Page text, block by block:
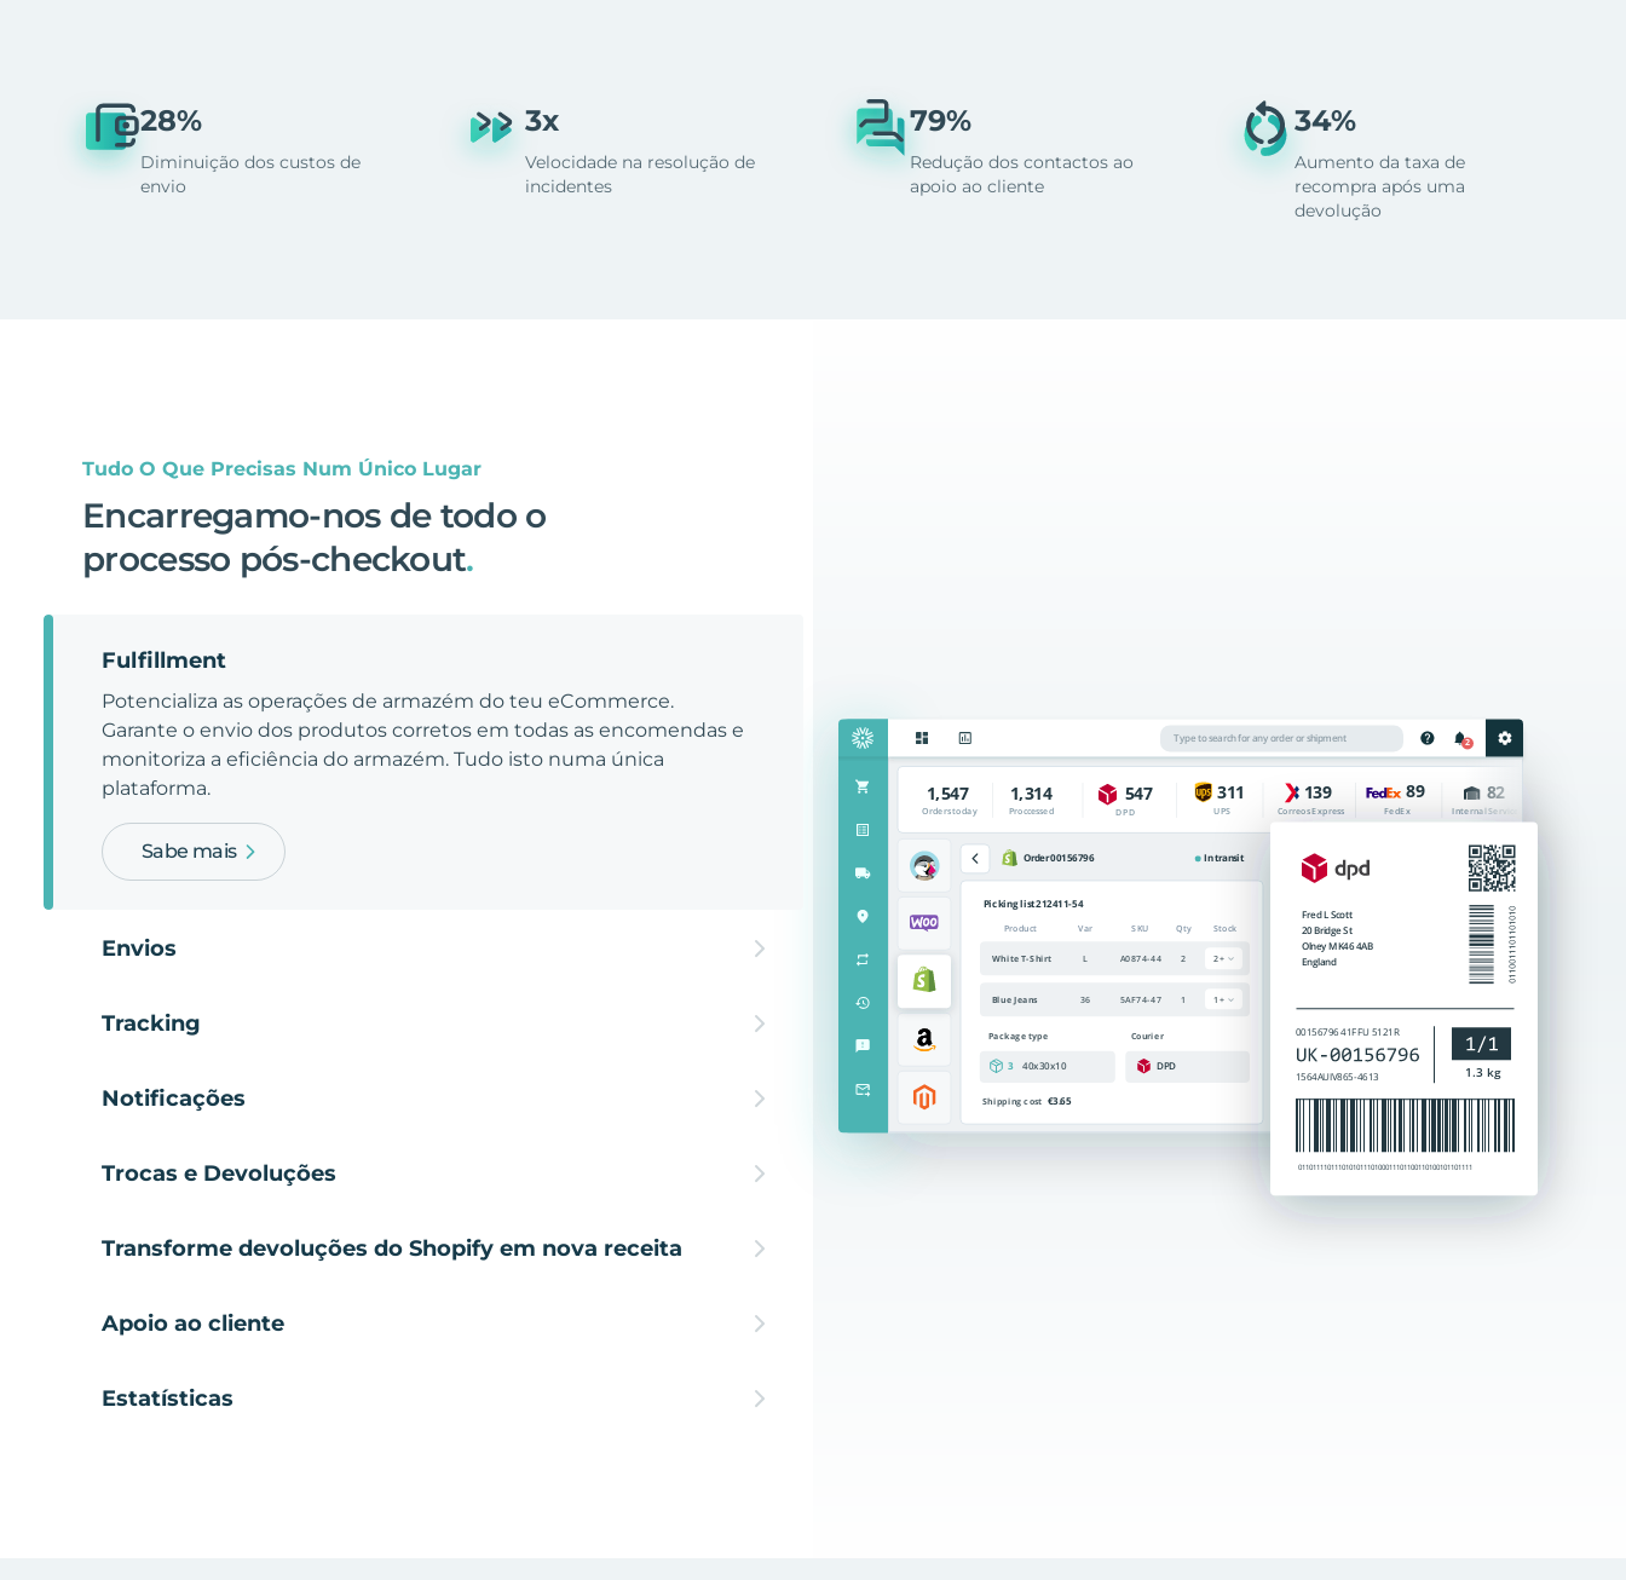
28%
Diminuição dos custos de
envio
3x
Velocidade na resolução de
incidentes
79%
Redução dos contactos ao
apoio ao cliente
34%
Aumento da taxa de
recompra após uma
devolução
Tudo O Que Precisas Num Único Lugar
Encarregamo-nos de todo o
processo pós-checkout.
Fulfillment
Potencializa as operações de armazém do teu eCommerce.
Garante o envio dos produtos corretos em todas as encomendas e
monitoriza a eficiência do armazém. Tudo isto numa única
plataforma.
Sabe mais
Envios
Tracking
Notificações
Trocas e Devoluções
Transforme devoluções do Shopify em nova receita
Apoio ao cliente
Estatísticas